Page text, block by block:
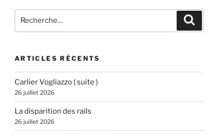
pour
ARTICLES RÉCENTS
Carlier Vogliazzo ( suite )
26 juillet 2026
La disparition des rails
26 juillet 2026